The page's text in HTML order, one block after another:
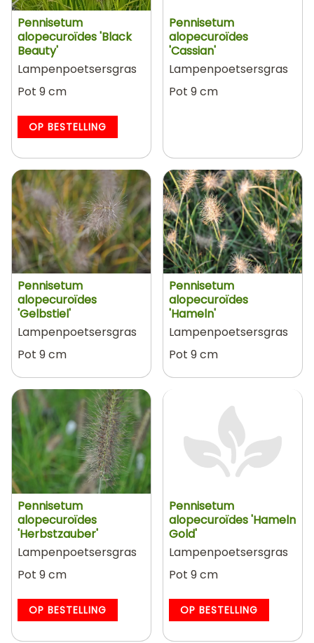
Pennisetum
alopecuroïdes 'Black
Beauty'
Lampenpoetsersgras
Pot 9 cm
OP BESTELLING
Pennisetum
alopecuroïdes
'Cassian'
Lampenpoetsersgras
Pot 9 cm
Pennisetum
alopecuroïdes
'Gelbstiel'
Lampenpoetsersgras
Pot 9 cm
Pennisetum
alopecuroïdes
'Hameln'
Lampenpoetsersgras
Pot 9 cm
Pennisetum
alopecuroïdes
'Herbstzauber'
Lampenpoetsersgras
Pot 9 cm
OP BESTELLING
Pennisetum
alopecuroïdes 'Hameln
Gold'
Lampenpoetsersgras
Pot 9 cm
OP BESTELLING